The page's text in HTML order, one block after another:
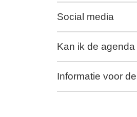
Social media
Kan ik de
Informatie voor